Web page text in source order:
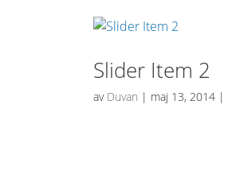
Slider Item 2
av Duvan | maj 13, 2014 |